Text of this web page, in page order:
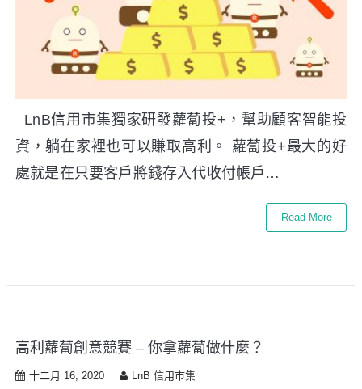
LnB信用市集獨家研發蘿蔔投+，幫助顧客智能投
資，躺在家裡也可以賺取高利。 蘿蔔投+最大的好
處就是在只要客戶將錢存入代收付帳戶…
Read More
高利蘿蔔創意競賽 – 你拿蘿蔔做什麼？
十二月 16, 2020 LnB 信用市集